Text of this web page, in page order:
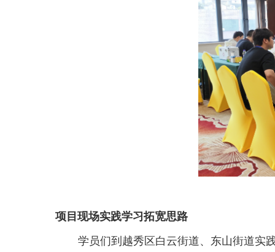
项目现场实践学习拓宽思路
学员们到越秀区白云街道、东山街道实